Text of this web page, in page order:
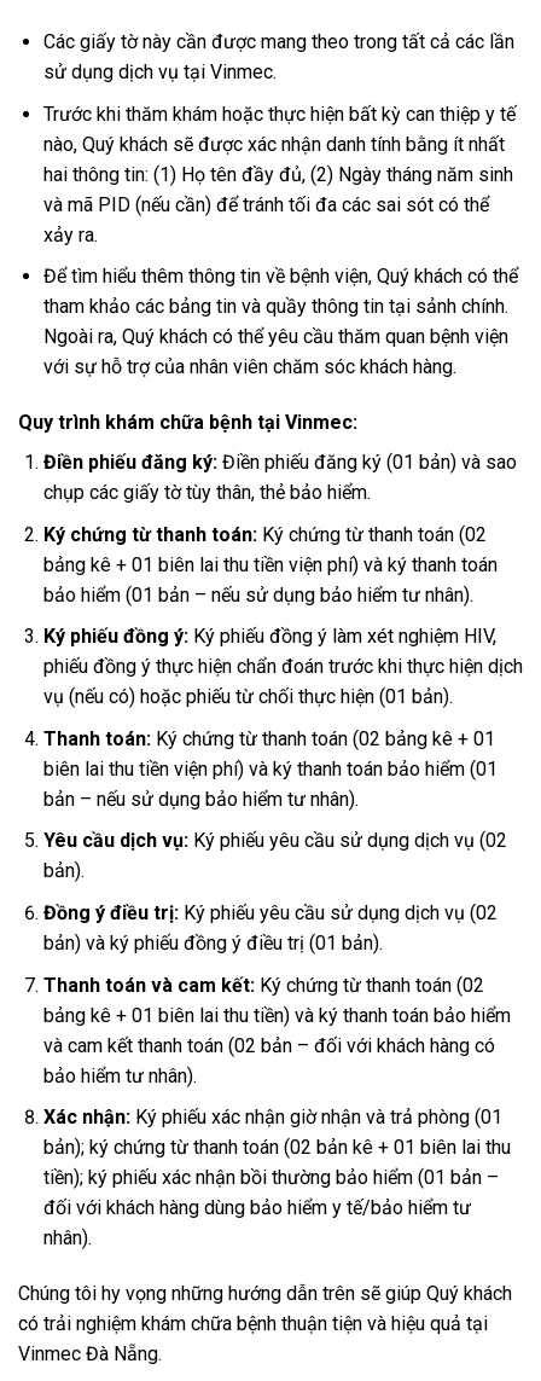
Các giấy tờ này cần được mang theo trong tất cả các lần
sử dụng dịch vụ tại Vinmec.
Trước khi thăm khám hoặc thực hiện bất kỳ can thiệp y tế
nào, Quý khách sẽ được xác nhận danh tính bằng ít nhất
hai thông tin: (1) Họ tên đầy đủ, (2) Ngày tháng năm sinh
và mã PID (nếu cần) để tránh tối đa các sai sót có thể
xảy ra.
Để tìm hiểu thêm thông tin về bệnh viện, Quý khách có thể
tham khảo các bảng tin và quầy thông tin tại sảnh chính.
Ngoài ra, Quý khách có thể yêu cầu thăm quan bệnh viện
với sự hỗ trợ của nhân viên chăm sóc khách hàng.
Quy trình khám chữa bệnh tại Vinmec:
Điền phiếu đăng ký:Điền phiếu đăng ký (01 bản) và sao
chụp các giấy tờ tùy thân, thẻ bảo hiểm.
Ký chứng từ thanh toán:Ký chứng từ thanh toán (02
bảng kê + 01 biên lai thu tiền viện phí) và ký thanh toán
bảo hiểm (01 bản – nếu sử dụng bảo hiểm tư nhân).
Ký phiếu đồng ý:Ký phiếu đồng ý làm xét nghiệm HIV,
phiếu đồng ý thực hiện chẩn đoán trước khi thực hiện dịch
vụ (nếu có) hoặc phiếu từ chối thực hiện (01 bản).
Thanh toán:Ký chứng từ thanh toán (02 bảng kê + 01
biên lai thu tiền viện phí) và ký thanh toán bảo hiểm (01
bản – nếu sử dụng bảo hiểm tư nhân).
Yêu cầu dịch vụ:Ký phiếu yêu cầu sử dụng dịch vụ (02
bản).
Đồng ý điều trị:Ký phiếu yêu cầu sử dụng dịch vụ (02
bản) và ký phiếu đồng ý điều trị (01 bản).
Thanh toán và cam kết:Ký chứng từ thanh toán (02
bảng kê + 01 biên lai thu tiền) và ký thanh toán bảo hiểm
và cam kết thanh toán (02 bản – đối với khách hàng có
bảo hiểm tư nhân).
Xác nhận:Ký phiếu xác nhận giờ nhận và trả phòng (01
bản); ký chứng từ thanh toán (02 bản kê + 01 biên lai thu
tiền); ký phiếu xác nhận bồi thường bảo hiểm (01 bản –
đối với khách hàng dùng bảo hiểm y tế/bảo hiểm tư
nhân).
Chúng tôi hy vọng những hướng dẫn trên sẽ giúp Quý khách
có trải nghiệm khám chữa bệnh thuận tiện và hiệu quả tại
Vinmec Đà Nẵng.